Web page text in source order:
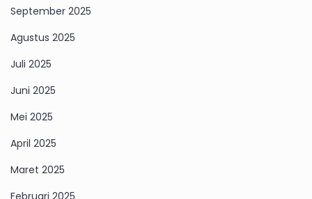
September 2025
Agustus 2025
Juli 2025
Juni 2025
Mei 2025
April 2025
Maret 2025
Februari 2025